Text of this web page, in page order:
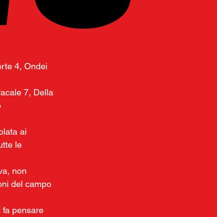
4, Ondei
7, Della
ai
le
non
del campo
fa pensare